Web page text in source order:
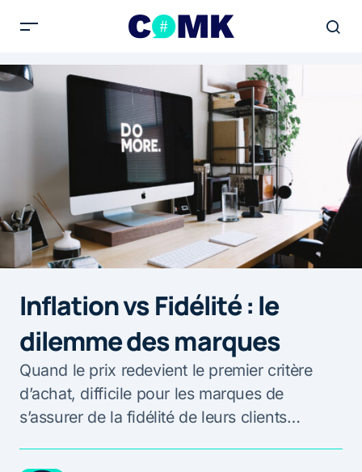
Inflation vs Fidélité : le
dilemme des marques
Quand le prix redevient le premier critère
d’achat, difficile pour les marques de
s’assurer de la fidélité de leurs clients…